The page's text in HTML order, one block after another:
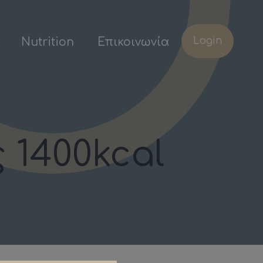
Nutrition Επικοινωνία Login